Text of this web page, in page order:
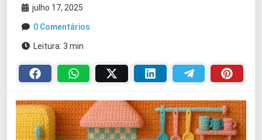
julho 17, 2025
0 Comentários
Leitura: 3 min